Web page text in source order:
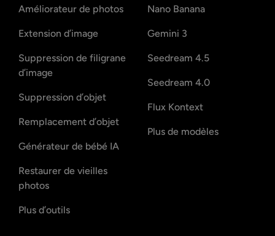
Améliorateur de photos
Extension d’image
Suppression de filigrane
d’image
Suppression d’objet
Remplacement d’objet
Générateur de bébé IA
Restaurer de vieilles
photos
Plus d’outils
Nano Banana
Gemini 3
Seedream 4.5
Seedream 4.0
Flux Kontext
Plus de modèles